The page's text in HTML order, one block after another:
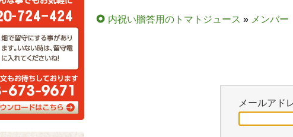
内祝い贈答用のトマトジュース » メンバー
メールアド